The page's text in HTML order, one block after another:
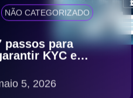
NÃO CATEGORIZADO
passos para
KYC e
compliance
no Brasil
5, 2026